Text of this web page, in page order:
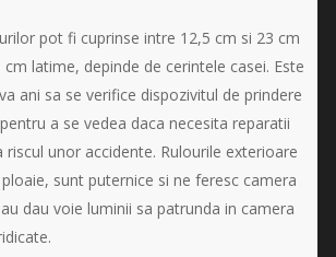
pot fi cuprinse intre 12,5 cm si 23 cm
latime, depinde de cerintele casei. Este
ani sa se verifice dispozivitul de prindere
a se vedea daca necesita reparatii
riscul unor accidente. Rulourile exterioare
sunt puternice si ne feresc camera
dau voie luminii sa patrunda in camera